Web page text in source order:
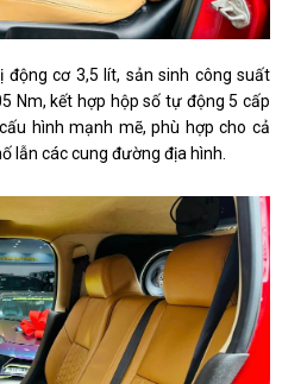
động cơ 3,5 lít, sản sinh công suất
Nm, kết hợp hộp số tự động 5 cấp
hình mạnh mẽ, phù hợp cho cả
lẫn các cung đường địa hình.